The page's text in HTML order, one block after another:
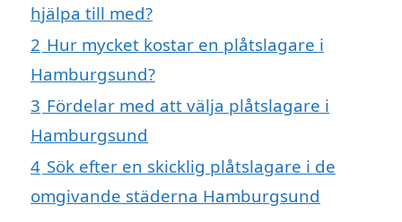
hjälpa till med?
2 Hur mycket kostar en plåtslagare i
Hamburgsund?
3 Fördelar med att välja plåtslagare i
Hamburgsund
4 Sök efter en skicklig plåtslagare i de
omgivande städerna Hamburgsund